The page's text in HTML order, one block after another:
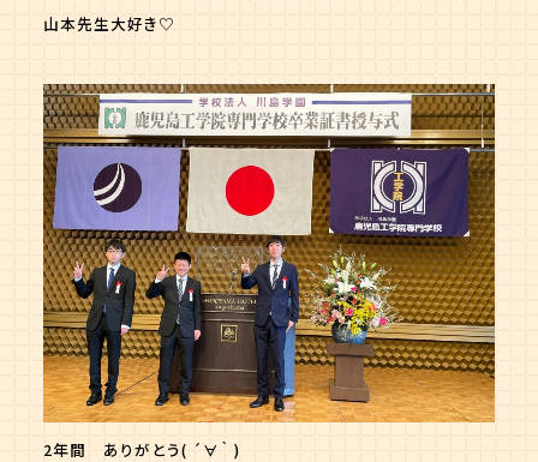
山本先生大好き♡
2年間 ありがとう( ´∀｀ )